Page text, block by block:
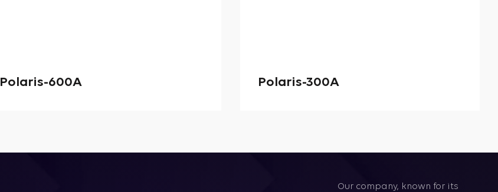
Polaris-600A Polaris-300A
Our company, known for its